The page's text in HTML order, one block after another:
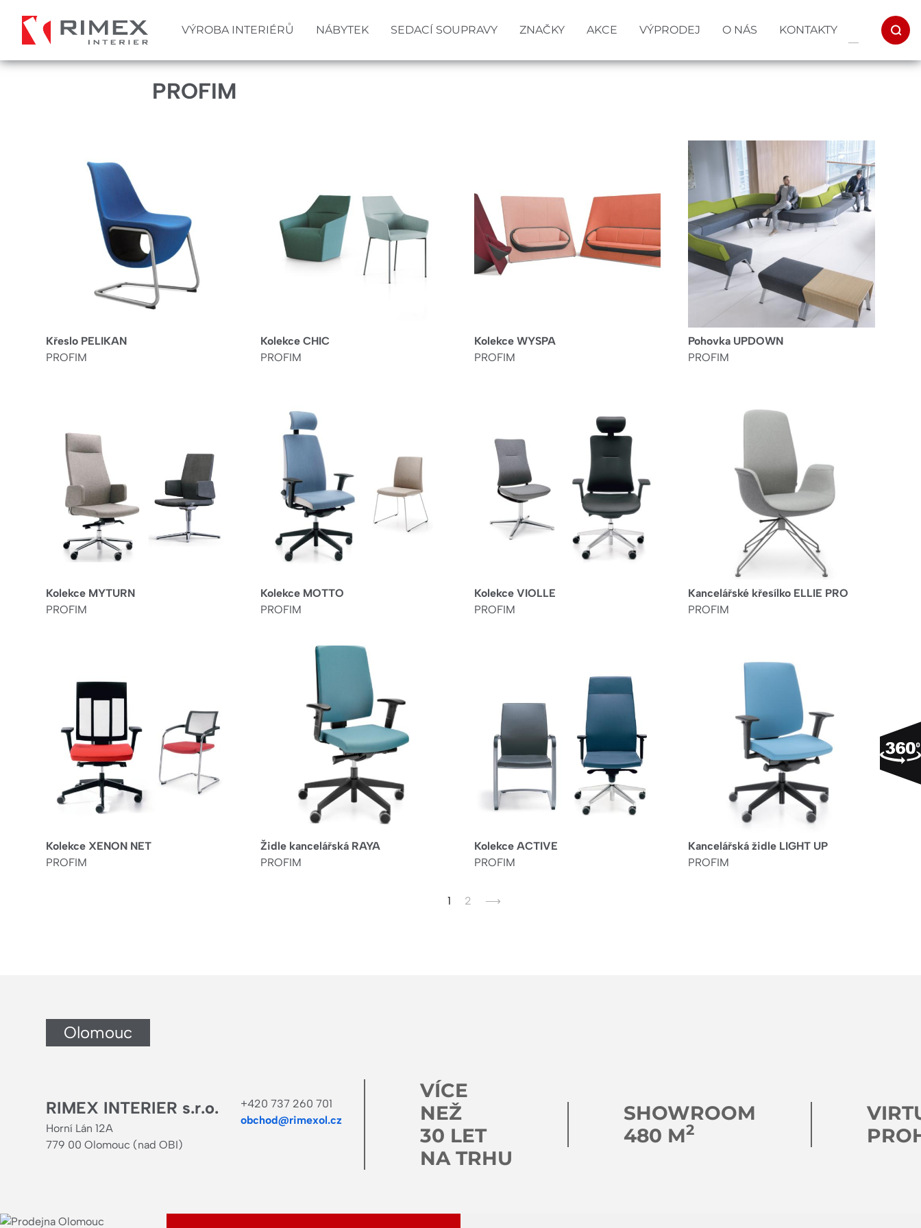
hlavnímu
obsahu
Hlavní
navigace
VÝROBA INTERIÉRŮ NÁBYTEK SEDACÍ SOUPRAVY ZNAČKY AKCE VÝPRODEJ O NÁS KONTAKTY
PROFIM
Křeslo PELIKAN
PROFIM
Kolekce CHIC
PROFIM
Kolekce WYSPA
PROFIM
Pohovka UPDOWN
PROFIM
Kolekce MYTURN
PROFIM
Kolekce MOTTO
PROFIM
Kolekce VIOLLE
PROFIM
Kancelářské křesílko ELLIE PRO
PROFIM
Kolekce XENON NET
PROFIM
Židle kancelářská RAYA
PROFIM
Kolekce ACTIVE
PROFIM
Kancelářská židle LIGHT UP
PROFIM
Aktuální
1 Page
2
Následující
⟶
Olomouc
RIMEX INTERIER s.r.o.
Horní Lán 12A
779 00 Olomouc (nad OBI)
+420 737 260 701
obchod@rimexol.cz
VÍCE
NEŽ
30 LET
NA TRHU
SHOWROOM
480 M2